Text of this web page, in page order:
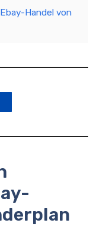
Handel von